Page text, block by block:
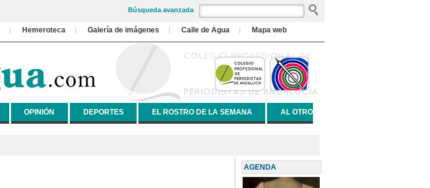
Búsqueda avanzada
Hemeroteca Galería de imágenes Calle de Agua Mapa web
OPINIÓN DEPORTES EL ROSTRO DE LA SEMANA
AL OTRO
AGENDA